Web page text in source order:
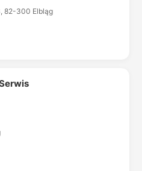
82-300 Elbląg